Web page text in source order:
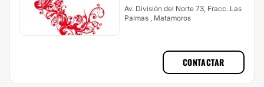
Av. División del Norte 73, Fracc. Las
Palmas , Matamoros
CONTACTAR